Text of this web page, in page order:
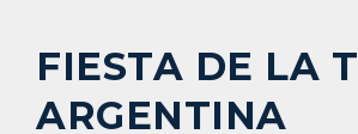
FIESTA DE LA
ARGENTINA